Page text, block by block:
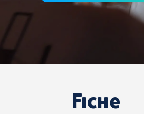
Fiche